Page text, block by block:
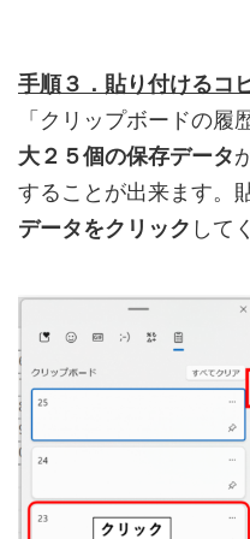
手順３．貼り付けるコ
「クリップボードの履
大２５個の保存データ
することが出来ます。
データをクリック して